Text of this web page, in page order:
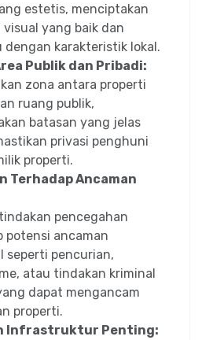
estetis, menciptakan
yang baik dan
dengan karakteristik lokal.
Publik dan Pribadi:
zona antara properti
ruang publik,
batasan yang jelas
privasi penghuni
properti.
Terhadap Ancaman
pencegahan
potensi ancaman
seperti pencurian,
atau tindakan kriminal
dapat mengancam
properti.
Infrastruktur Penting: